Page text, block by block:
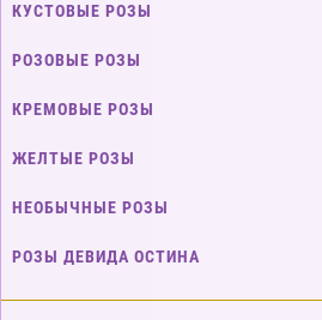
КУСТОВЫЕ РОЗЫ
РОЗОВЫЕ РОЗЫ
КРЕМОВЫЕ РОЗЫ
ЖЕЛТЫЕ РОЗЫ
НЕОБЫЧНЫЕ РОЗЫ
РОЗЫ ДЕВИДА ОСТИНА